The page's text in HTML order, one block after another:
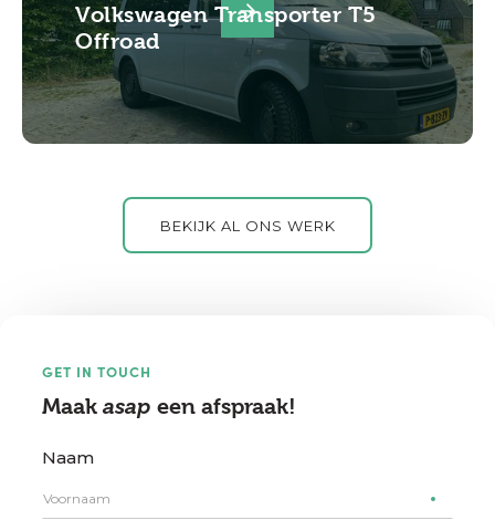
Volkswagen Transporter T5
Offroad
BEKIJK AL ONS WERK
GET IN TOUCH
Maakasap een afspraak!
Naam